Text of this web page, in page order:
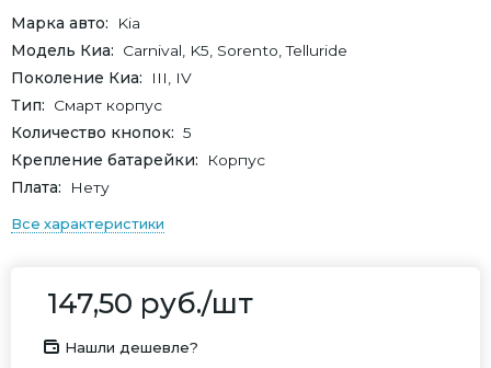
Марка авто
Kia
Модель Киа
Carnival, K5, Sorento, Telluride
Поколение Киа
III, IV
Тип
Смарт корпус
Количество кнопок
5
Крепление батарейки
Корпус
Плата
Нету
Все характеристики
147,50 руб./шт
Нашли дешевле?